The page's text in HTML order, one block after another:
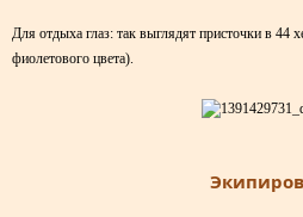
Для отдыха глаз: так выглядят присточки в 44
фиолетового цвета).